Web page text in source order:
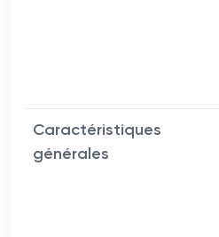
Caractéristiques
générales